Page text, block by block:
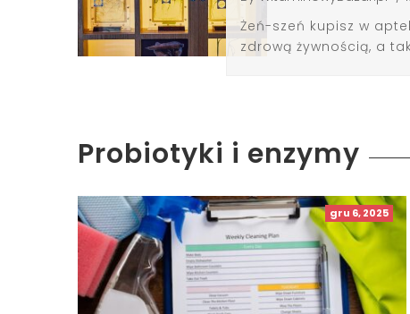
Żeń-szeń kupisz w
zdrową żywnością, a
Probiotyki i enzymy
gru 6, 2025